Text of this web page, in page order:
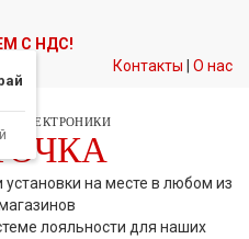
С НДС!
Контакты
О нас
на месте в любом из
лояльности для наших